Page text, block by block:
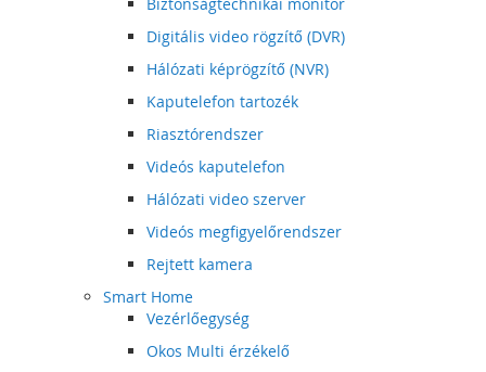
Digitális video rögzítő (DVR)
Hálózati képrögzítő (NVR)
Kaputelefon tartozék
Riasztórendszer
Videós kaputelefon
Hálózati video szerver
Videós megfigyelőrendszer
Rejtett kamera
Smart Home
Vezérlőegység
Okos Multi érzékelő